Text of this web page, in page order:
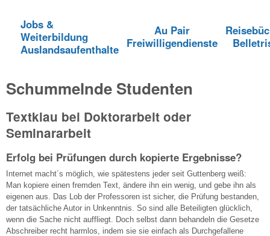
Jobs &
Weiterbildung
Auslandsaufenthalte
Au Pair
Freiwilligendienste
Schummelnde Studenten
Textklau bei Doktorarbeit oder
Seminararbeit
Erfolg bei Prüfungen durch kopierte Ergebnisse?
Internet macht´s möglich, wie spätestens jeder seit Guttenberg weiß:
Man kopiere einen fremden Text, ändere ihn ein wenig, und gebe ihn als
eigenen aus. Das Lob der Professoren ist sicher, die Prüfung bestanden,
der tatsächliche Autor in Unkenntnis. So sind alle Beteiligten glücklich,
wenn die Sache nicht auffliegt. Doch selbst dann behandeln die Gesetze
Abschreiber recht harmlos, indem sie sie einfach als Durchgefallene